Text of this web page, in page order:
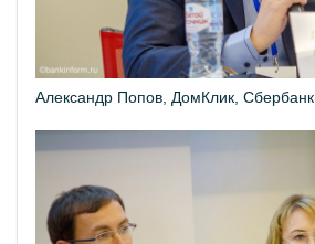
Александр Попов, ДомКлик, Сбербанк